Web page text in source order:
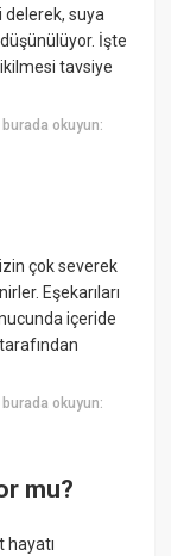
suya
İşte
tavsiye
burada okuyun:
çok severek
Eşekarıları
içeride
burada okuyun:
mu?
hayatı